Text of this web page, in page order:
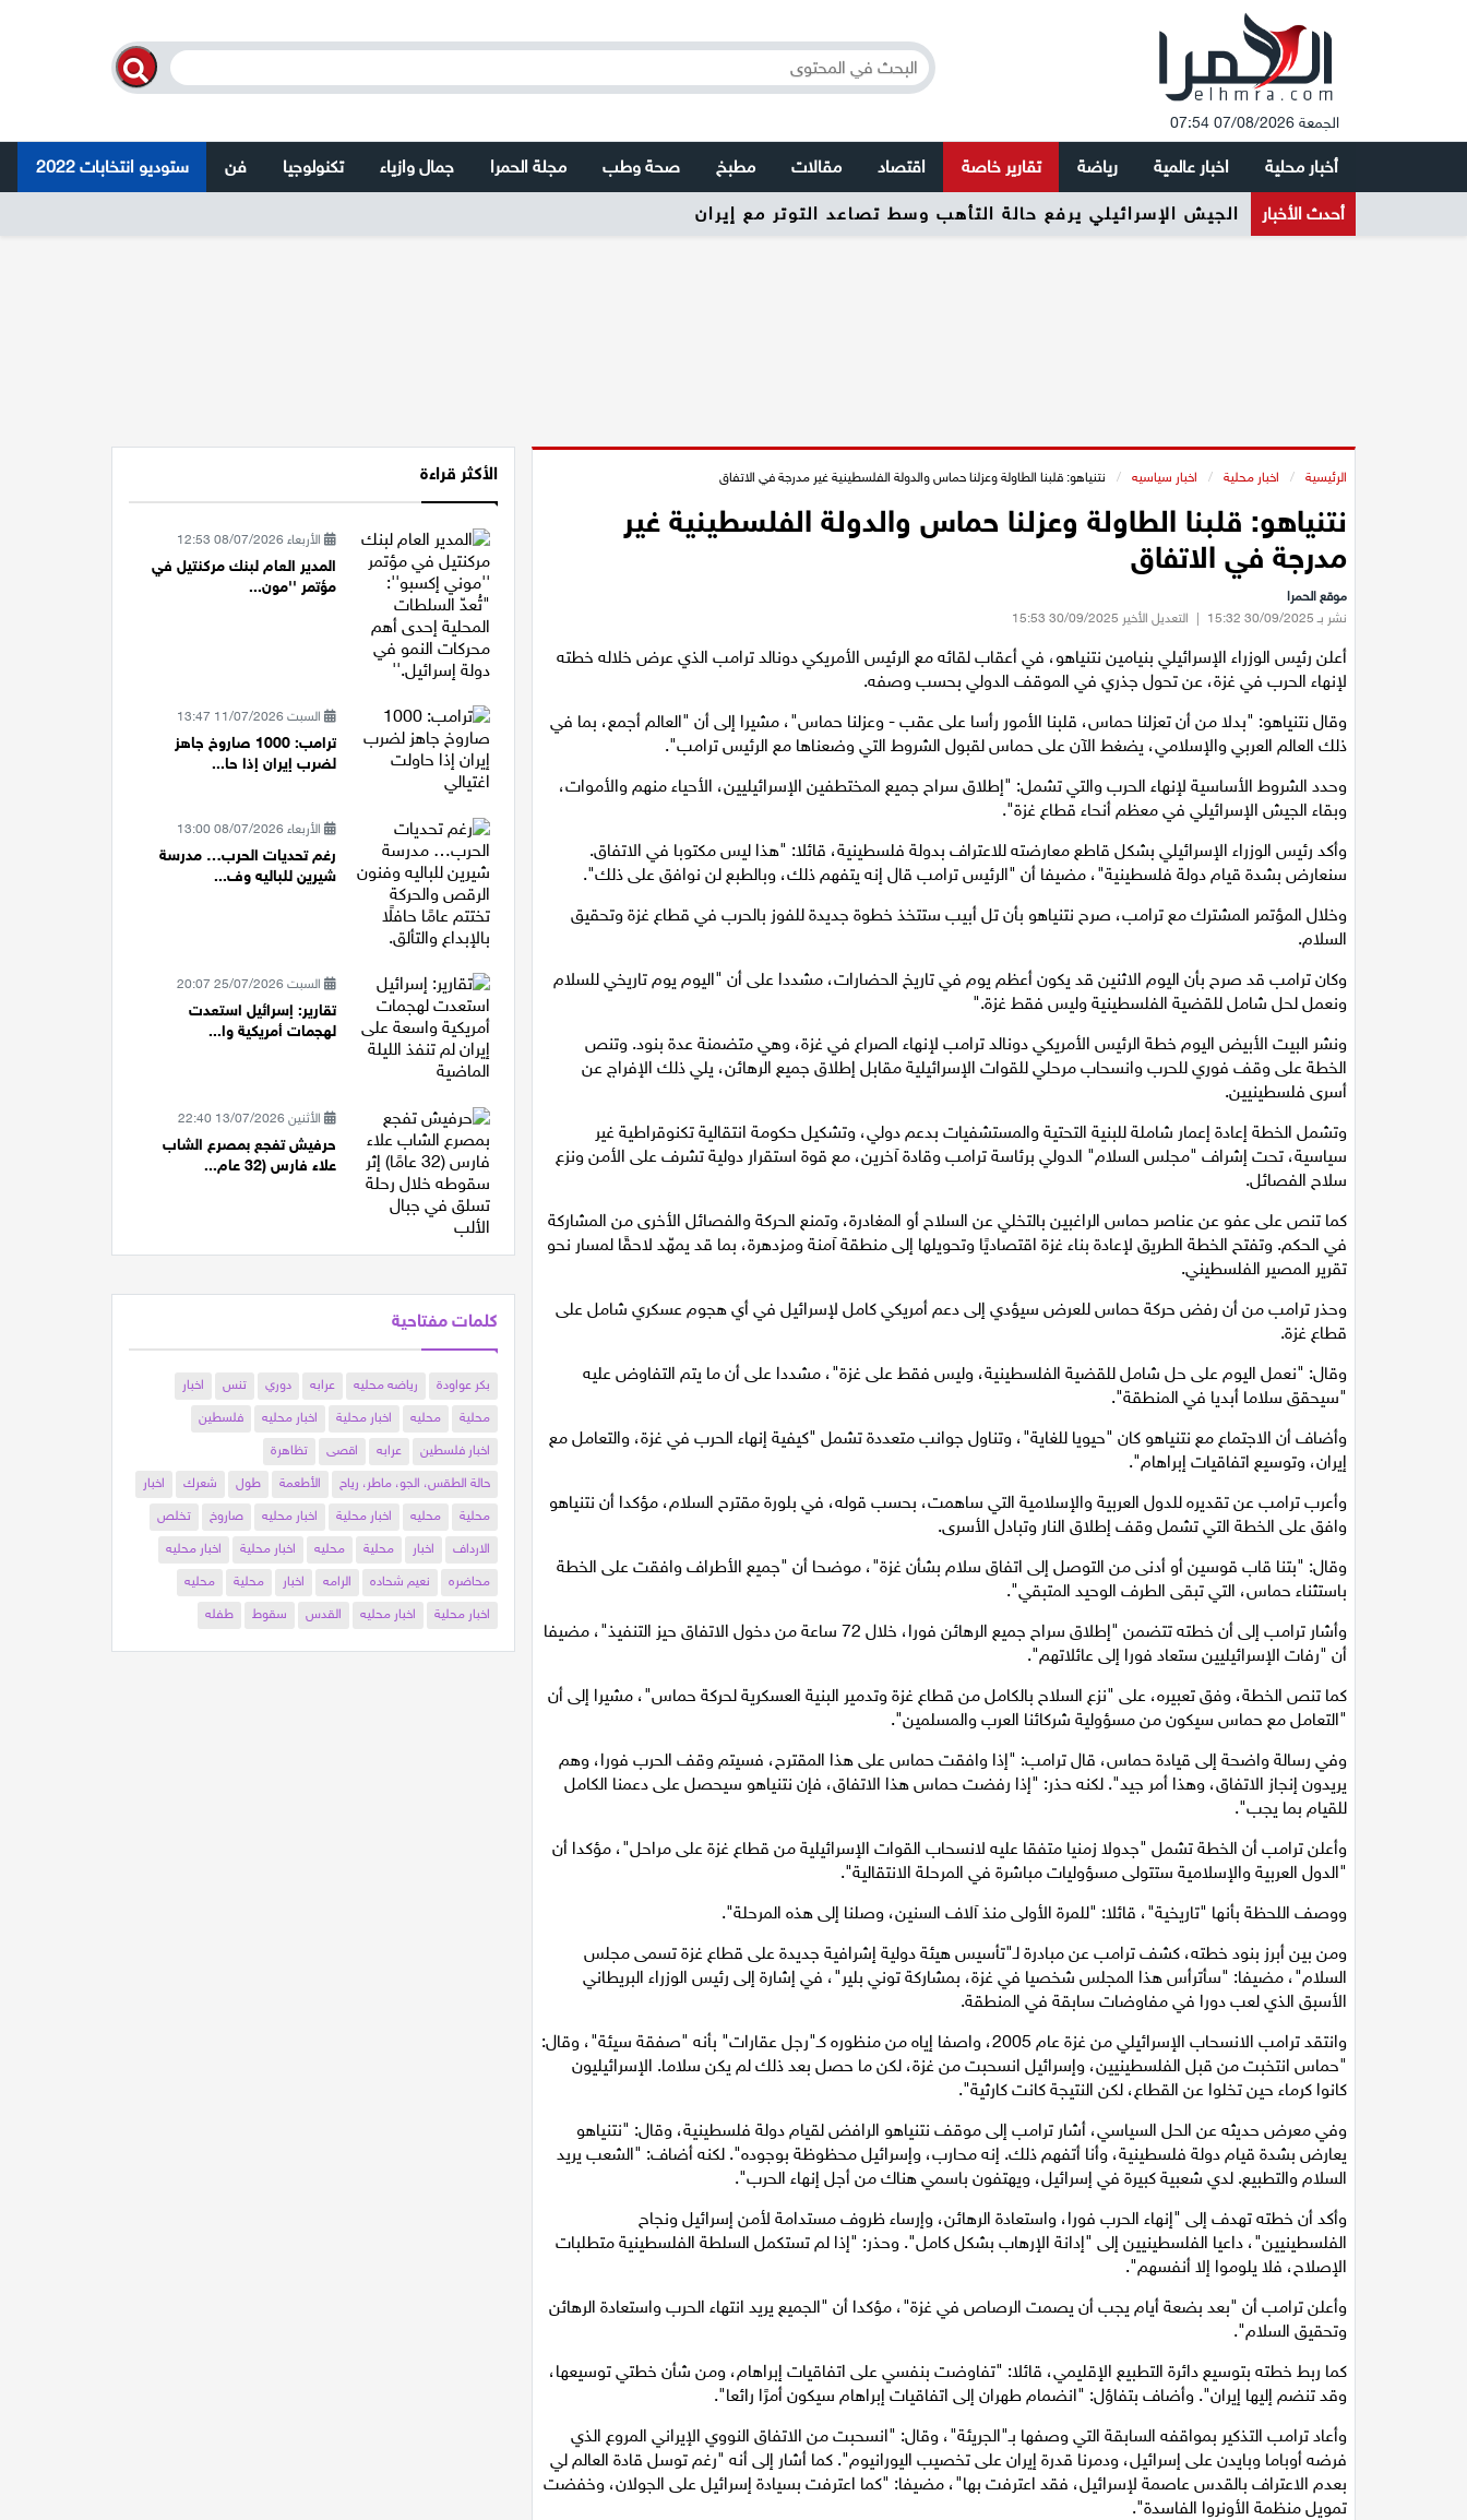
الجمعة 07/08/2026 07:54
أخبار محلية اخبار عالمية رياضة تقارير خاصة اقتصاد مقالات مطبخ صحة وطب مجلة الحمرا جمال وازياء تكنولوجيا فن ستوديو انتخابات 2022
أحدث الأخبار ائتلاف 2026 يطلق حملته الرسمية لرفع نسبة التصويت وتعزيز المشاركة السياسية في المجتمع العربي
الرئيسية / اخبار محلية / اخبار سياسيه / نتنياهو: قلبنا الطاولة وعزلنا حماس والدولة الفلسطينية غير مدرجة في الاتفاق
نتنياهو: قلبنا الطاولة وعزلنا حماس والدولة الفلسطينية غير
مدرجة في الاتفاق
موقع الحمرا
نشر بـ 30/09/2025 15:32
| التعديل الأخير 30/09/2025 15:53
أعلن رئيس الوزراء الإسرائيلي بنيامين نتنياهو، في أعقاب لقائه مع الرئيس الأمريكي دونالد ترامب الذي عرض خلاله خطته
لإنهاء الحرب في غزة، عن تحول جذري في الموقف الدولي بحسب وصفه.
وقال نتنياهو: "بدلا من أن تعزلنا حماس، قلبنا الأمور رأسا على عقب - وعزلنا حماس"، مشيرا إلى أن "العالم أجمع، بما في
ذلك العالم العربي والإسلامي، يضغط الآن على حماس لقبول الشروط التي وضعناها مع الرئيس ترامب".
وحدد الشروط الأساسية لإنهاء الحرب والتي تشمل: "إطلاق سراح جميع المختطفين الإسرائيليين، الأحياء منهم والأموات،
وبقاء الجيش الإسرائيلي في معظم أنحاء قطاع غزة".
وأكد رئيس الوزراء الإسرائيلي بشكل قاطع معارضته للاعتراف بدولة فلسطينية، قائلا: "هذا ليس مكتوبا في الاتفاق.
سنعارض بشدة قيام دولة فلسطينية"، مضيفا أن "الرئيس ترامب قال إنه يتفهم ذلك، وبالطبع لن نوافق على ذلك".
وخلال المؤتمر المشترك مع ترامب، صرح نتنياهو بأن تل أبيب ستتخذ خطوة جديدة للفوز بالحرب في قطاع غزة وتحقيق
السلام.
وكان ترامب قد صرح بأن اليوم الاثنين قد يكون أعظم يوم في تاريخ الحضارات، مشددا على أن "اليوم يوم تاريخي للسلام
ونعمل لحل شامل للقضية الفلسطينية وليس فقط غزة."
ونشر البيت الأبيض اليوم خطة الرئيس الأمريكي دونالد ترامب لإنهاء الصراع في غزة، وهي متضمنة عدة بنود. وتنص
الخطة على وقف فوري للحرب وانسحاب مرحلي للقوات الإسرائيلية مقابل إطلاق جميع الرهائن، يلي ذلك الإفراج عن
أسرى فلسطينيين.
وتشمل الخطة إعادة إعمار شاملة للبنية التحتية والمستشفيات بدعم دولي، وتشكيل حكومة انتقالية تكنوقراطية غير
سياسية، تحت إشراف "مجلس السلام" الدولي برئاسة ترامب وقادة آخرين، مع قوة استقرار دولية تشرف على الأمن ونزع
سلاح الفصائل.
كما تنص على عفو عن عناصر حماس الراغبين بالتخلي عن السلاح أو المغادرة، وتمنع الحركة والفصائل الأخرى من المشاركة
في الحكم. وتفتح الخطة الطريق لإعادة بناء غزة اقتصاديًا وتحويلها إلى منطقة آمنة ومزدهرة، بما قد يمهّد لاحقًا لمسار نحو
تقرير المصير الفلسطيني.
وحذر ترامب من أن رفض حركة حماس للعرض سيؤدي إلى دعم أمريكي كامل لإسرائيل في أي هجوم عسكري شامل على
قطاع غزة.
وقال: "نعمل اليوم على حل شامل للقضية الفلسطينية، وليس فقط على غزة"، مشددا على أن ما يتم التفاوض عليه
"سيحقق سلاما أبديا في المنطقة".
وأضاف أن الاجتماع مع نتنياهو كان "حيويا للغاية"، وتناول جوانب متعددة تشمل "كيفية إنهاء الحرب في غزة، والتعامل مع
إيران، وتوسيع اتفاقيات إبراهام".
وأعرب ترامب عن تقديره للدول العربية والإسلامية التي ساهمت، بحسب قوله، في بلورة مقترح السلام، مؤكدا أن نتنياهو
وافق على الخطة التي تشمل وقف إطلاق النار وتبادل الأسرى.
وقال: "بتنا قاب قوسين أو أدنى من التوصل إلى اتفاق سلام بشأن غزة"، موضحا أن "جميع الأطراف وافقت على الخطة
باستثناء حماس، التي تبقى الطرف الوحيد المتبقي".
وأشار ترامب إلى أن خطته تتضمن "إطلاق سراح جميع الرهائن فورا، خلال 72 ساعة من دخول الاتفاق حيز التنفيذ"، مضيفا
أن "رفات الإسرائيليين ستعاد فورا إلى عائلاتهم".
كما تنص الخطة، وفق تعبيره، على "نزع السلاح بالكامل من قطاع غزة وتدمير البنية العسكرية لحركة حماس"، مشيرا إلى أن
"التعامل مع حماس سيكون من مسؤولية شركائنا العرب والمسلمين".
وفي رسالة واضحة إلى قيادة حماس، قال ترامب: "إذا وافقت حماس على هذا المقترح، فسيتم وقف الحرب فورا، وهم
يريدون إنجاز الاتفاق، وهذا أمر جيد". لكنه حذر: "إذا رفضت حماس هذا الاتفاق، فإن نتنياهو سيحصل على دعمنا الكامل
للقيام بما يجب".
وأعلن ترامب أن الخطة تشمل "جدولا زمنيا متفقا عليه لانسحاب القوات الإسرائيلية من قطاع غزة على مراحل"، مؤكدا أن
"الدول العربية والإسلامية ستتولى مسؤوليات مباشرة في المرحلة الانتقالية".
ووصف اللحظة بأنها "تاريخية"، قائلا: "للمرة الأولى منذ آلاف السنين، وصلنا إلى هذه المرحلة".
ومن بين أبرز بنود خطته، كشف ترامب عن مبادرة لـ"تأسيس هيئة دولية إشرافية جديدة على قطاع غزة تسمى مجلس
السلام"، مضيفا: "سأترأس هذا المجلس شخصيا في غزة، بمشاركة توني بلير"، في إشارة إلى رئيس الوزراء البريطاني
الأسبق الذي لعب دورا في مفاوضات سابقة في المنطقة.
وانتقد ترامب الانسحاب الإسرائيلي من غزة عام 2005، واصفا إياه من منظوره كـ"رجل عقارات" بأنه "صفقة سيئة"، وقال:
"حماس انتخبت من قبل الفلسطينيين، وإسرائيل انسحبت من غزة، لكن ما حصل بعد ذلك لم يكن سلاما. الإسرائيليون
كانوا كرماء حين تخلوا عن القطاع، لكن النتيجة كانت كارثية".
وفي معرض حديثه عن الحل السياسي، أشار ترامب إلى موقف نتنياهو الرافض لقيام دولة فلسطينية، وقال: "نتنياهو
يعارض بشدة قيام دولة فلسطينية، وأنا أتفهم ذلك. إنه محارب، وإسرائيل محظوظة بوجوده". لكنه أضاف: "الشعب يريد
السلام والتطبيع. لدي شعبية كبيرة في إسرائيل، ويهتفون باسمي هناك من أجل إنهاء الحرب".
وأكد أن خطته تهدف إلى "إنهاء الحرب فورا، واستعادة الرهائن، وإرساء ظروف مستدامة لأمن إسرائيل ونجاح
الفلسطينيين"، داعيا الفلسطينيين إلى "إدانة الإرهاب بشكل كامل". وحذر: "إذا لم تستكمل السلطة الفلسطينية متطلبات
الإصلاح، فلا يلوموا إلا أنفسهم".
وأعلن ترامب أن "بعد بضعة أيام يجب أن يصمت الرصاص في غزة"، مؤكدا أن "الجميع يريد انتهاء الحرب واستعادة الرهائن
وتحقيق السلام".
كما ربط خطته بتوسيع دائرة التطبيع الإقليمي، قائلا: "تفاوضت بنفسي على اتفاقيات إبراهام، ومن شأن خطتي توسيعها،
وقد تنضم إليها إيران". وأضاف بتفاؤل: "انضمام طهران إلى اتفاقيات إبراهام سيكون أمرًا رائعا".
وأعاد ترامب التذكير بمواقفه السابقة التي وصفها بـ"الجريئة"، وقال: "انسحبت من الاتفاق النووي الإيراني المروع الذي
فرضه أوباما وبايدن على إسرائيل، ودمرنا قدرة إيران على تخصيب اليورانيوم". كما أشار إلى أنه "رغم توسل قادة العالم لي
بعدم الاعتراف بالقدس عاصمة لإسرائيل، فقد اعترفت بها"، مضيفا: "كما اعترفت بسيادة إسرائيل على الجولان، وخفضت
تمويل منظمة الأونروا الفاسدة".
الأكثر قراءة
الأربعاء 08/07/2026 12:53
المدير العام لبنك مركنتيل في
مؤتمر ''مون...
السبت 11/07/2026 13:47
ترامب: 1000 صاروخ جاهز
لضرب إيران إذا حا...
الأربعاء 08/07/2026 13:00
رغم تحديات الحرب… مدرسة
شيرين للباليه وف...
السبت 25/07/2026 20:07
تقارير: إسرائيل استعدت
لهجمات أمريكية وا...
الأثنين 13/07/2026 22:40
حرفيش تفجع بمصرع الشاب
علاء فارس (32 عام...
كلمات مفتاحية
بكر عواودة رياضه محليه عرابه دوري تنس
اخبار
محلية
محليه اخبار محلية اخبار محليه
فلسطين
اخبار فلسطين
عرابه اقصى
تظاهرة
حالة الطقس، الجو، ماطر، رياح
الأطعمة طول شعرك
اخبار
محلية
محليه اخبار محلية اخبار محليه صاروخ
تخلص
الارداف
اخبار محلية محليه اخبار محلية
اخبار محليه
محاضره
نعيم شحاده الرامه اخبار محلية
محليه
اخبار محلية
اخبار محليه القدس سقوط طفله